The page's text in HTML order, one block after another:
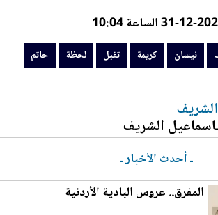
نيسان كريمة تقبل لحظة حاتم
الشريف
ـ أحدث الأخبار ـ
المفرق.. عروس البادية الأردنية